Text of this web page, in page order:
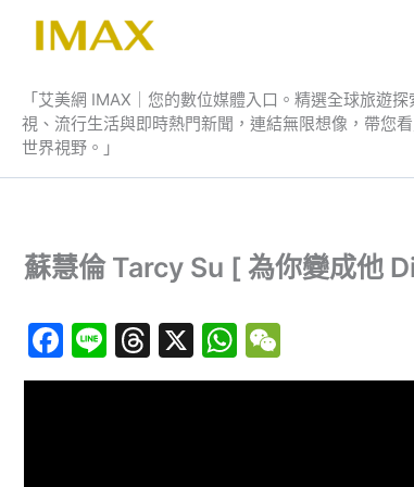
「艾美網 IMAX｜您的數位媒體入口。精選全球旅遊
視、流行生活與即時熱門新聞，連結無限想像，帶您
世界視野。」
蘇慧倫 Tarcy Su [ 為你變成他
F
a
Li
n
T
hr
X
W
h e